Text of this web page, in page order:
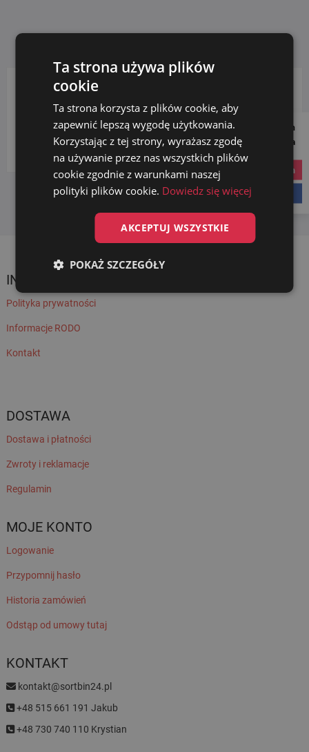
KATEGORIE PRODUKTÓW
Wybierz kategorię
INFORMACJE
Polityka prywatności
Informacje RODO
Kontakt
DOSTAWA
Dostawa i płatności
Zwroty i reklamacje
Regulamin
MOJE KONTO
Logowanie
Przypomnij hasło
Historia zamówień
Odstąp od umowy tutaj
KONTAKT
kontakt@sortbin24.pl
+48 515 661 191 Jakub
+48 730 740 110 Krystian
Follow us on
Social Media
instagram
Ta strona używa plików
cookie
Ta strona korzysta z plików cookie, aby
zapewnić lepszą wygodę użytkowania.
Korzystając z tej strony, wyrażasz zgodę
na używanie przez nas wszystkich plików
cookie zgodnie z warunkami naszej
polityki plików cookie. Dowiedz się więcej
AKCEPTUJ WSZYSTKIE
POKAŻ SZCZEGÓŁY